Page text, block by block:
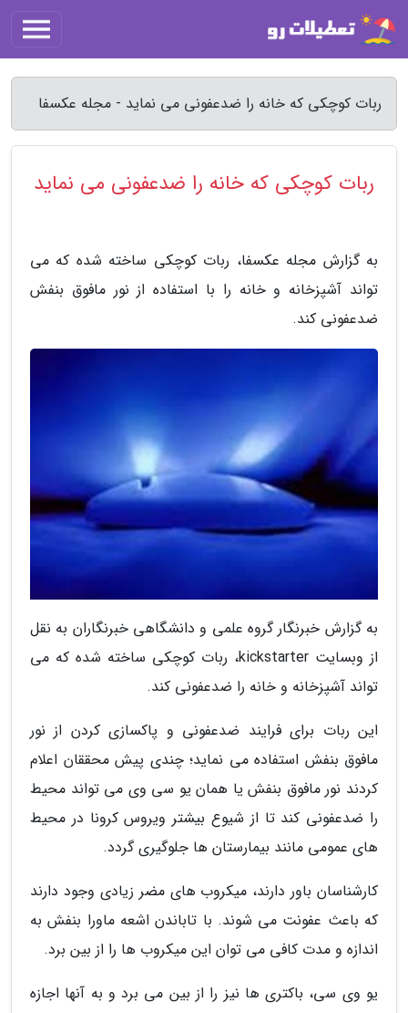
ربات کوچکی که خانه را ضدعفونی می نماید - مجله عکسفا
ربات کوچکی که خانه را ضدعفونی می نماید
به گزارش مجله عکسفا، ربات کوچکی ساخته شده که می
تواند آشپزخانه و خانه را با استفاده از نور مافوق بنفش
ضدعفونی کند.
به گزارش خبرنگار گروه علمی و دانشگاهی خبرنگاران به نقل
از وبسایت kickstarter، ربات کوچکی ساخته شده که می
تواند آشپزخانه و خانه را ضدعفونی کند.
این ربات برای فرایند ضدعفونی و پاکسازی کردن از نور
مافوق بنفش استفاده می نماید؛ چندی پیش محققان اعلام
کردند نور مافوق بنفش یا همان یو سی وی می تواند محیط
را ضدعفونی کند تا از شیوع بیشتر ویروس کرونا در محیط
های عمومی مانند بیمارستان ها جلوگیری گردد.
کارشناسان باور دارند، میکروب های مضر زیادی وجود دارند
که باعث عفونت می شوند. با تاباندن اشعه ماورا بنفش به
اندازه و مدت کافی می توان این میکروب ها را از بین برد.
یو وی سی، باکتری ها نیز را از بین می برد و به آنها اجازه